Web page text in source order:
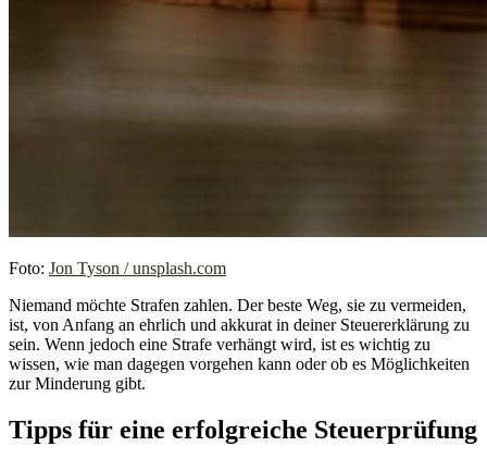
Foto: Jon Tyson / unsplash.com
Niemand möchte Strafen zahlen. Der beste Weg, sie zu vermeiden,
ist, von Anfang an ehrlich und akkurat in deiner Steuererklärung zu
sein. Wenn jedoch eine Strafe verhängt wird, ist es wichtig zu
wissen, wie man dagegen vorgehen kann oder ob es Möglichkeiten
zur Minderung gibt.
Tipps für eine erfolgreiche Steuerprüfung